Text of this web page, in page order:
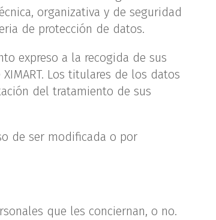
organizativa y de seguridad
de protección de datos.
expreso a la recogida de sus
Los titulares de los datos
del tratamiento de sus
de ser modificada o por
que les conciernan, o no.